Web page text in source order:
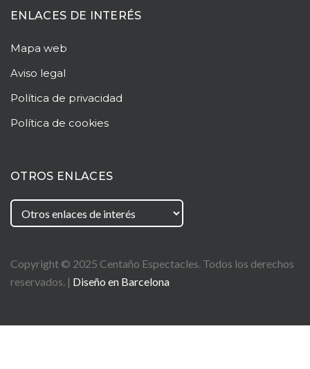
ENLACES DE INTERÉS
Mapa web
Aviso legal
Política de privacidad
Política de cookies
OTROS ENLACES
Copyright © 2025 Centaño Espectacles. Todos los derechos
reservados. | Diseño en Barcelona